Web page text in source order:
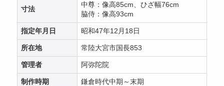
寸法
中尊：像高85cm、ひざ幅76cm
脇侍：像高93cm
指定年月日 昭和47年12月18日
所在地 常陸大宮市国長853
管理者 阿弥陀院
制作時期 鎌倉時代中期～末期